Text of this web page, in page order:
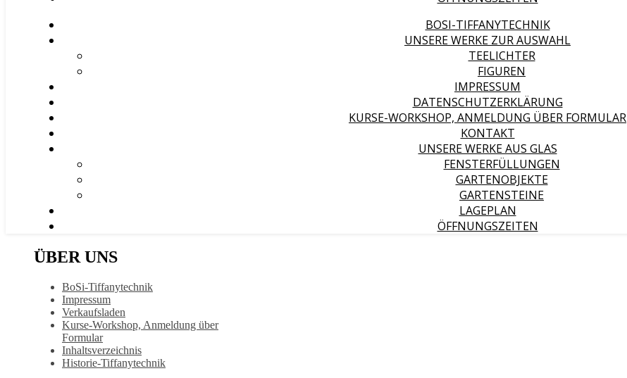
BOSI-TIFFANYTECHNIK
UNSERE WERKE ZUR AUSWAHL
TEELICHTER
FIGUREN
IMPRESSUM
DATENSCHUTZERKLÄRUNG
KURSE-WORKSHOP, ANMELDUNG ÜBER FORMULAR
KONTAKT
UNSERE WERKE AUS GLAS
FENSTERFÜLLUNGEN
GARTENOBJEKTE
GARTENSTEINE
LAGEPLAN
ÖFFNUNGSZEITEN
ÜBER UNS
BoSi-Tiffanytechnik
Impressum
Verkaufsladen
Kurse-Workshop, Anmeldung über
Formular
Inhaltsverzeichnis
Historie-Tiffanytechnik